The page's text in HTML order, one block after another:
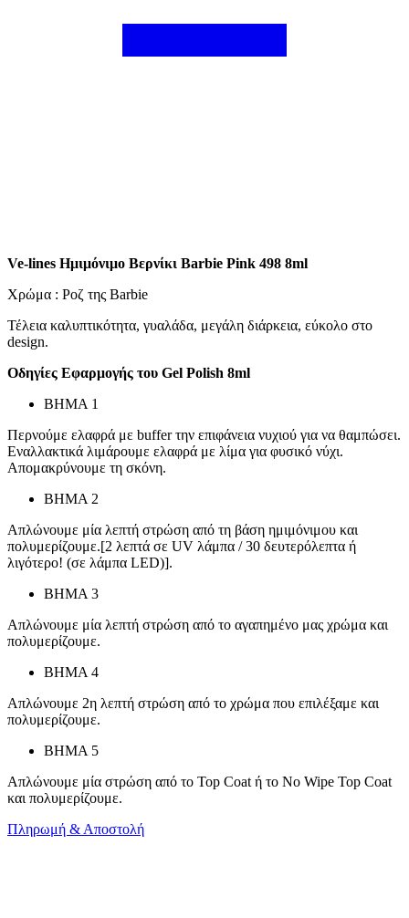
Ve-lines Ημιμόνιμο Βερνίκι Barbie Pink 498 8ml
Χρώμα : Ροζ της Barbie
Τέλεια καλυπτικότητα, γυαλάδα, μεγάλη διάρκεια, εύκολο στο
design.
Οδηγίες Εφαρμογής του Gel Polish 8ml
ΒΗΜΑ 1
Περνούμε ελαφρά με buffer την επιφάνεια νυχιού για να θαμπώσει.
Εναλλακτικά λιμάρουμε ελαφρά με λίμα για φυσικό νύχι.
Απομακρύνουμε τη σκόνη.
ΒΗΜΑ 2
Απλώνουμε μία λεπτή στρώση από τη βάση ημιμόνιμου και
πολυμερίζουμε.[2 λεπτά σε UV λάμπα / 30 δευτερόλεπτα ή
λιγότερο! (σε λάμπα LED)].
ΒΗΜΑ 3
Απλώνουμε μία λεπτή στρώση από το αγαπημένο μας χρώμα και
πολυμερίζουμε.
ΒΗΜΑ 4
Απλώνουμε 2η λεπτή στρώση από το χρώμα που επιλέξαμε και
πολυμερίζουμε.
ΒΗΜΑ 5
Απλώνουμε μία στρώση από το Top Coat ή το No Wipe Top Coat
και πολυμερίζουμε.
Πληρωμή & Αποστολή